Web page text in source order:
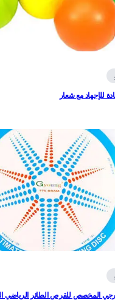
مع شعار
للقرص الطائر الرياضي الخارجي